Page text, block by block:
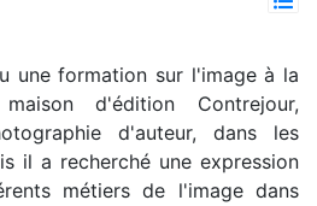
une formation sur l'image à la
d'édition Contrejour,
d'auteur, dans les
il a recherché une expression
métiers de l'image dans